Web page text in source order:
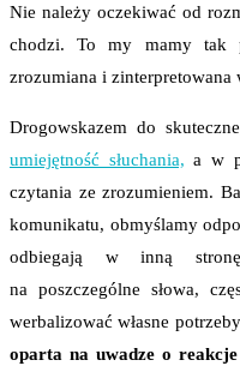
Nie należy oczekiwać od
chodzi. To my mamy tak
zrozumiana i
Drogowskazem do
umiejętność słuchania, a w
czytania ze zrozumieniem.
komunikatu, obmyślamy
odbiegają w inną
na poszczególne słowa,
werbalizować własne
oparta na uwadze o